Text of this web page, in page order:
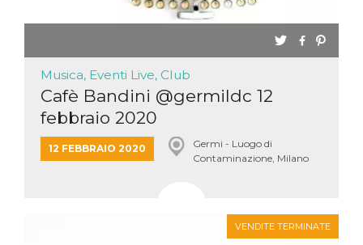
Musica, Eventi Live, Club
Cafè Bandini @germildc 12
febbraio 2020
12 FEBBRAIO 2020
Germi - Luogo di
Contaminazione, Milano
VENDITE TERMINATE